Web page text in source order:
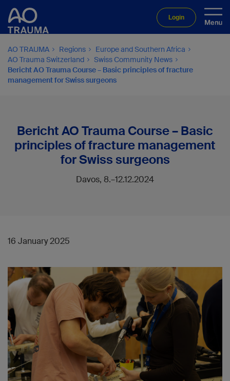
Login
AO TRAUMA Regions
Europe and Southern Africa
AO Trauma Switzerland
Swiss Community News
Bericht AO Trauma Course – Basic principles of fracture
management for Swiss surgeons
Bericht AO Trauma Course – Basic
principles of fracture management
for Swiss surgeons
Davos, 8.–12.12.2024
16 January 2025